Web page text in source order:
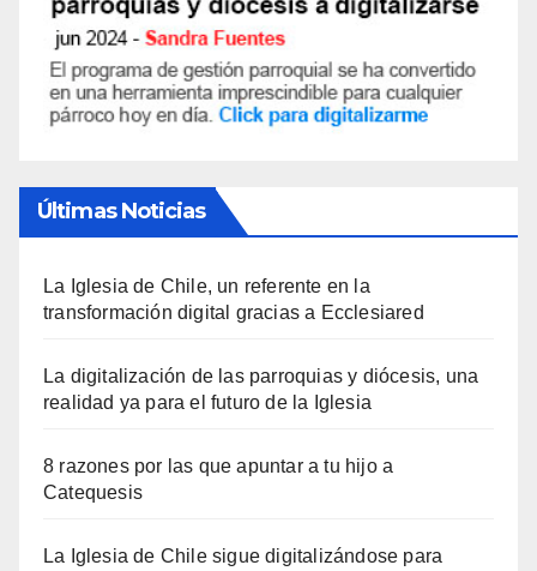
Últimas Noticias
La Iglesia de Chile, un referente en la
transformación digital gracias a Ecclesiared
La digitalización de las parroquias y diócesis, una
realidad ya para el futuro de la Iglesia
8 razones por las que apuntar a tu hijo a
Catequesis
La Iglesia de Chile sigue digitalizándose para